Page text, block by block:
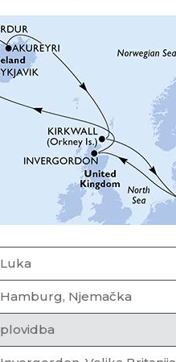
Luka
Hamburg, Njemačka
plovidba